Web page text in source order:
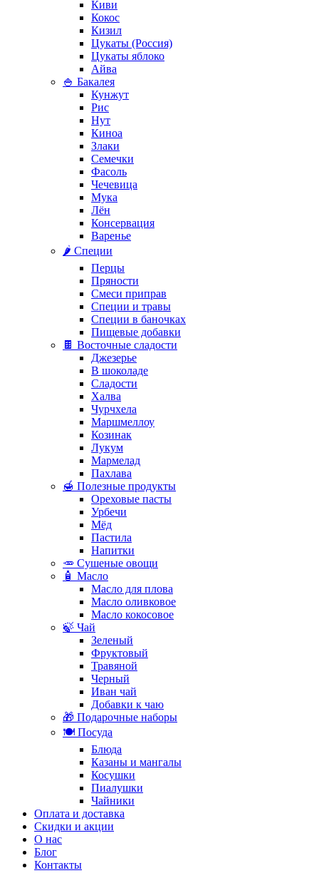
Киви
Кокос
Кизил
Цукаты (Россия)
Цукаты яблоко
Айва
🍚 Бакалея
Кунжут
Рис
Нут
Киноа
Злаки
Семечки
Фасоль
Чечевица
Мука
Лён
Консервация
Варенье
🌶️ Специи
Перцы
Пряности
Смеси приправ
Специи и травы
Специи в баночках
Пищевые добавки
🍫 Восточные сладости
Джезерье
В шоколаде
Сладости
Халва
Чурчхела
Маршмеллоу
Козинак
Лукум
Мармелад
Пахлава
🍯 Полезные продукты
Ореховые пасты
Урбечи
Мёд
Пастила
Напитки
🥕 Сушеные овощи
🧴 Масло
Масло для плова
Масло оливковое
Масло кокосовое
🍃 Чай
Зеленый
Фруктовый
Травяной
Черный
Иван чай
Добавки к чаю
🎁 Подарочные наборы
🍽️ Посуда
Блюда
Казаны и мангалы
Косушки
Пиалушки
Чайники
Оплата и доставка
Скидки и акции
О нас
Блог
Контакты